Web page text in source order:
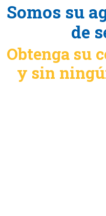
Somos su
de
Obtenga su
y sin